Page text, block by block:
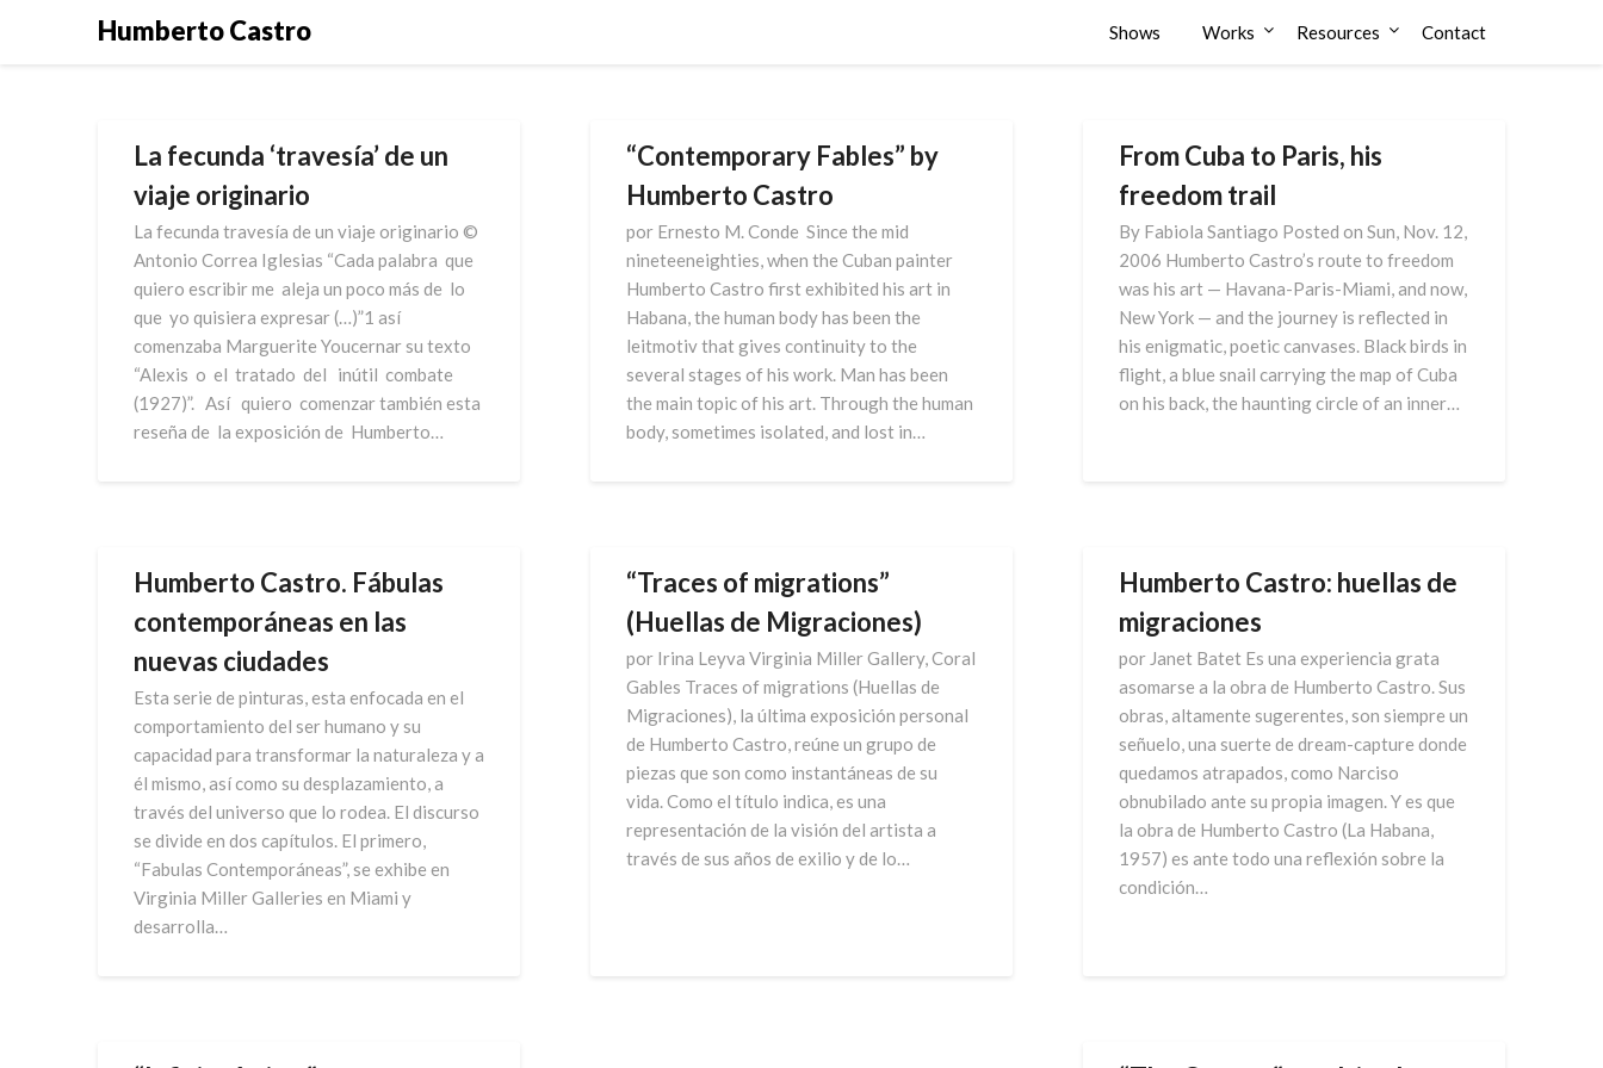
Humberto Castro Shows Works Resources Contact
La fecunda ‘travesía’ de un
viaje originario
La fecunda travesía de un viaje originario ©
Antonio Correa Iglesias “Cada palabra que
quiero escribir me aleja un poco más de lo
que yo quisiera expresar (…)”1 así
comenzaba Marguerite Youcernar su texto
“Alexis o el tratado del inútil combate
(1927)”. Así quiero comenzar también esta
reseña de la exposición de Humberto…
“Contemporary Fables” by
Humberto Castro
por Ernesto M. Conde Since the mid
nineteeneighties, when the Cuban painter
Humberto Castro first exhibited his art in
Habana, the human body has been the
leitmotiv that gives continuity to the
several stages of his work. Man has been
the main topic of his art. Through the human
body, sometimes isolated, and lost in…
From Cuba to Paris, his
freedom trail
By Fabiola Santiago Posted on Sun, Nov. 12,
2006 Humberto Castro’s route to freedom
was his art — Havana-Paris-Miami, and now,
New York — and the journey is reflected in
his enigmatic, poetic canvases. Black birds in
flight, a blue snail carrying the map of Cuba
on his back, the haunting circle of an inner…
Humberto Castro. Fábulas
contemporáneas en las
nuevas ciudades
Esta serie de pinturas, esta enfocada en el
comportamiento del ser humano y su
capacidad para transformar la naturaleza y a
él mismo, así como su desplazamiento, a
través del universo que lo rodea. El discurso
se divide en dos capítulos. El primero,
“Fabulas Contemporáneas”, se exhibe en
Virginia Miller Galleries en Miami y
desarrolla…
“Traces of migrations”
(Huellas de Migraciones)
por Irina Leyva Virginia Miller Gallery, Coral
Gables Traces of migrations (Huellas de
Migraciones), la última exposición personal
de Humberto Castro, reúne un grupo de
piezas que son como instantáneas de su
vida. Como el título indica, es una
representación de la visión del artista a
través de sus años de exilio y de lo…
Humberto Castro: huellas de
migraciones
por Janet Batet Es una experiencia grata
asomarse a la obra de Humberto Castro. Sus
obras, altamente sugerentes, son siempre un
señuelo, una suerte de dream-capture donde
quedamos atrapados, como Narciso
obnubilado ante su propia imagen. Y es que
la obra de Humberto Castro (La Habana,
1957) es ante todo una reflexión sobre la
condición…